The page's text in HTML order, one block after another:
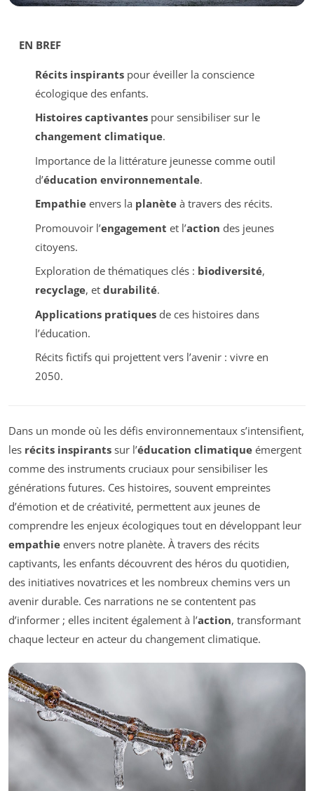
EN BREF
Récits inspirantspour éveiller la conscience
écologique des enfants.
Histoires captivantespour sensibiliser sur le
changement climatique.
Importance de la littérature jeunesse comme outil
d’éducation environnementale.
Empathieenvers la planèteà travers des récits.
Promouvoir l’engagement et l’action des jeunes
citoyens.
Exploration de thématiques clés : biodiversité,
recyclage, et durabilité.
Applications pratiquesde ces histoires dans
l’éducation.
Récits fictifs qui projettent vers l’avenir : vivre en
2050.
Dans un monde où les défis environnementaux s’intensifient,
les récits inspirants sur l’éducation climatique émergent
comme des instruments cruciaux pour sensibiliser les
générations futures. Ces histoires, souvent empreintes
d’émotion et de créativité, permettent aux jeunes de
comprendre les enjeux écologiques tout en développant leur
empathie envers notre planète. À travers des récits
captivants, les enfants découvrent des héros du quotidien,
des initiatives novatrices et les nombreux chemins vers un
avenir durable. Ces narrations ne se contentent pas
d’informer ; elles incitent également à l’action, transformant
chaque lecteur en acteur du changement climatique.